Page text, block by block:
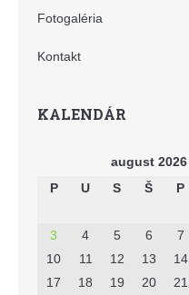
Fotogaléria
Kontakt
KALENDÁR
august 2026
P
U S Š P
3
4 5 6 7
10
11 12 13 14
17
18 19 20 21